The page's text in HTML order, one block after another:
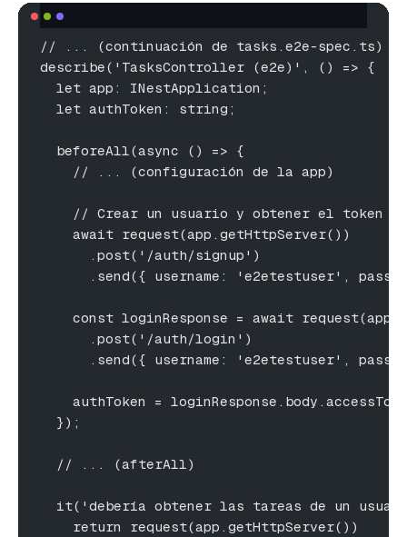
// ... (continuación de tasks.e2e-spec.ts)
describe('TasksController (e2e)', () => {
  let app: INestApplication;
  let authToken: string;
  beforeAll(async () => {
    // ... (configuración de la app)
    // Crear un usuario y obtener el token
    await request(app.getHttpServer())
      .post('/auth/signup')
.send({ username: 'e2etestuser',
const loginResponse = await
      .post('/auth/login')
.send({ username: 'e2etestuser',
authToken =
  });
  // ... (afterAll)
it('debería obtener las tareas de un
    return request(app.getHttpServer())